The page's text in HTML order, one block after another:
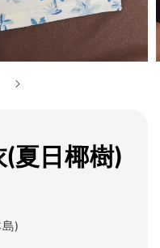
(夏日椰樹)
)